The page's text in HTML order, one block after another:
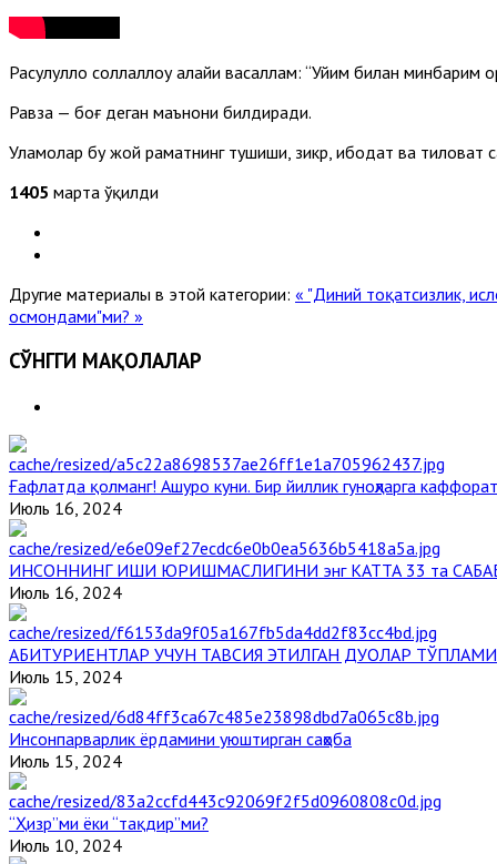
Расулуллоҳ соллаллоҳу алайҳи васаллам: “Уйим билан
Равза — боғ деган маънони билдиради.
Уламолар бу жой раҳматнинг тушиши, зикр, ибодат ва
1405 марта ўқилди
Другие материалы в этой категории: « "Диний тоқатсизлик,
осмондами"ми? »
СЎНГГИ МАҚОЛАЛАР
Ғафлатда қолманг! Ашуро куни. Бир йиллик гуноҳларга
Июль 16, 2024
ИНСОННИНГ ИШИ ЮРИШМАСЛИГИНИ энг КАТТА 33 та
Июль 16, 2024
АБИТУРИЕНТЛАР УЧУН ТАВСИЯ ЭТИЛГАН ДУОЛАР ТЎПЛАМИ
Июль 15, 2024
Инсонпарварлик ёрдамини уюштирган саҳоба
Июль 15, 2024
“Ҳизр”ми ёки “тақдир”ми?
Июль 10, 2024